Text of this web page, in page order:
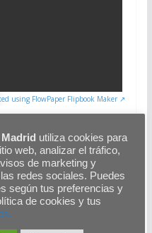
using FlowPaper Flipbook Maker ↗
épocas faraónicas
en el origen de la vida
gustar
utiliza cookies para
web, analizar el tráfico,
de marketing y
redes sociales. Puedes
según tus preferencias y
de cookies y tus